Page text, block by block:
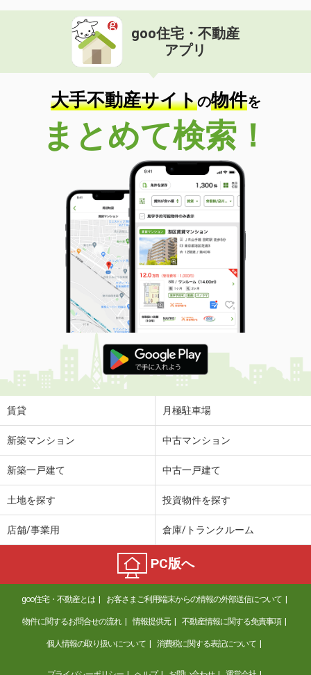
奈良県奈良市法蓮町
価 格
住 所
奈良県奈良市法蓮町
専有面積 67.27m²
間取り
3LDK
奈良県橿原市葛本町
価 格
6.40万円
奈良県橿原市葛本町
40.03m²
間取り
1LDK
奈良県橿原市葛本町
価 格
7.95万円
住 所
奈良県橿原市葛本町
専有面積 56.44m²
間取り
2LDK
奈良県橿原市葛本町
価 格
6.90万円
住 所
奈良県橿原市葛本町
専有面積
奈良県御所市大字東松本
4.70万円
奈良県奈良市東九条町
7.50万円
住 所
奈良県奈良市東九条町
専有面積 28.02m²
間取り
1K
奈良県奈良市南京終町２
goo住宅・不動産
アプリ
大手不動産サイトの物件を
まとめて検索！
賃貸 月極駐車場
新築マンション 中古マンション
新築一戸建て 中古一戸建て
土地を探す 投資物件を探す
店舗/事業用 倉庫/トランクルーム
PC版へ
goo住宅・不動産とは お客さまご利用端末からの情報の外部送信について
物件に関するお問合せの流れ 情報提供元 不動産情報に関する免責事項
個人情報の取り扱いについて 消費税に関する表記について